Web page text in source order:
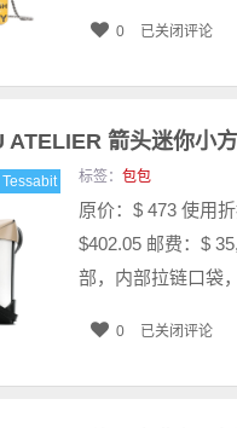
0 已关闭评论
ATELIER 箭头迷你小
Tessabit 标签： 包包
原价：$ 473 使用
$402.05 邮费：$
部，内部拉链口袋
0 已关闭评论